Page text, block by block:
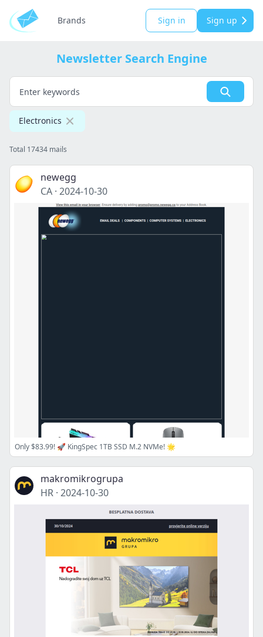
Brands Sign in Sign up
Newsletter Search Engine
Electronics
Total 17434 mails
newegg
CA · 2024-10-30
Only $83.99! 🚀 KingSpec 1TB SSD M.2 NVMe! 🌟
makromikrogrupa
HR · 2024-10-30